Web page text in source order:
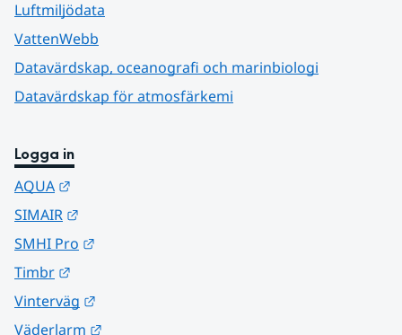
Luftmiljödata
VattenWebb
Datavärdskap, oceanografi och marinbiologi
Datavärdskap för atmosfärkemi
Logga in
AQUA
SIMAIR
SMHI Pro
Timbr
Vinterväg
Väderlarm